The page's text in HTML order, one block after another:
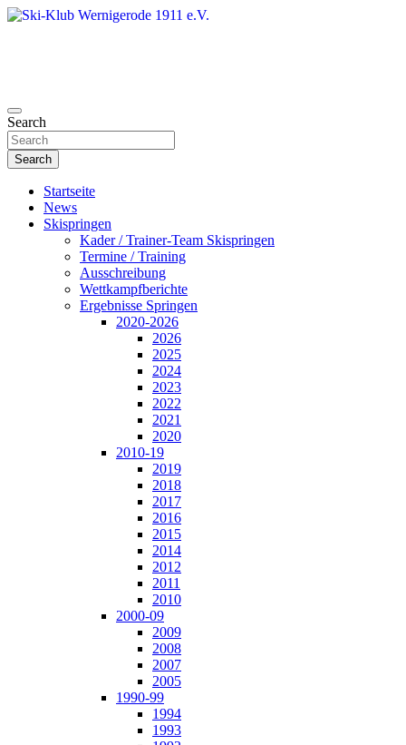
Skip
Ski-Klub Wernigerode 1911 e.V.
Search
Search
Startseite
News
Skispringen
Kader / Trainer-Team Skispringen
Termine / Training
Ausschreibung
Wettkampfberichte
Ergebnisse Springen
2020-2026
2026
2025
2024
2023
2022
2021
2020
2010-19
2019
2018
2017
2016
2015
2014
2012
2011
2010
2000-09
2009
2008
2007
2005
1990-99
1994
1993